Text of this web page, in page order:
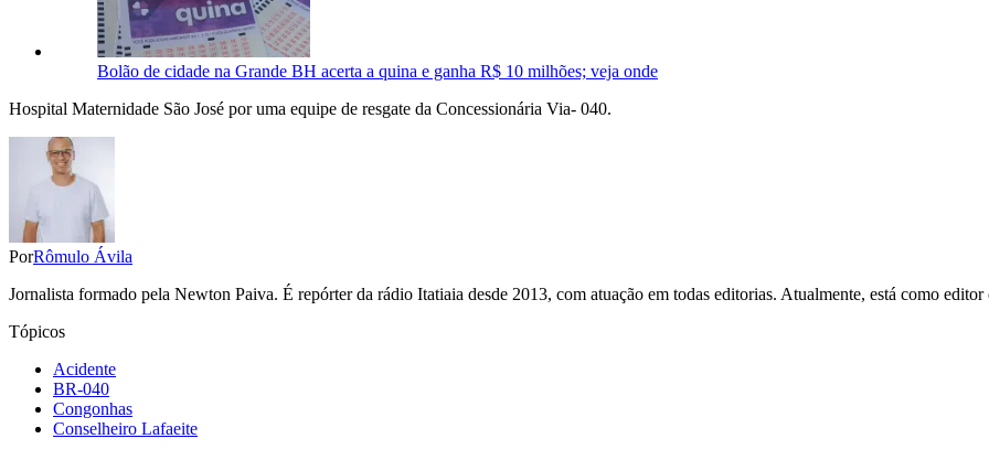
Bolão de cidade na Grande BH acerta a quina e ganha R$ 10 milhões; veja onde
Hospital Maternidade São José por uma equipe de resgate da Concessionária Via- 040.
PorRômulo Ávila
Jornalista formado pela Newton Paiva. É repórter da rádio Itatiaia desde 2013, com atuação em todas editorias. Atualmente, está como
Tópicos
Acidente
BR-040
Congonhas
Conselheiro Lafaeite